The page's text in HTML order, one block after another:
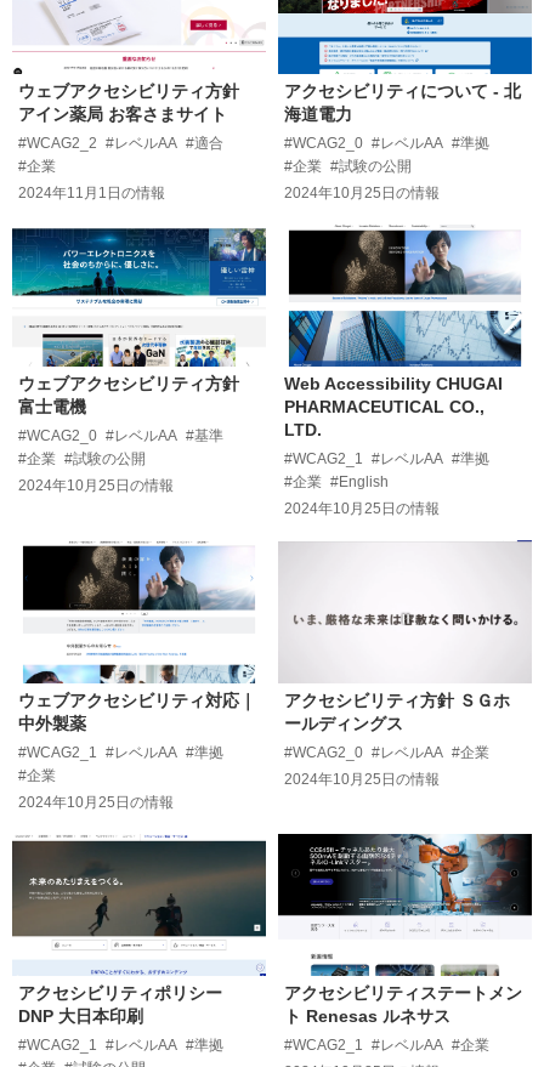
ウェブアクセシビリティ方針
アイン薬局 お客さまサイト
#WCAG2_2 #レベルAA #適合
#企業
2024年11月1日の情報
アクセシビリティについて - 北
海道電力
#WCAG2_0 #レベルAA #準拠
#企業 #試験の公開
2024年10月25日の情報
ウェブアクセシビリティ方針
富士電機
#WCAG2_0 #レベルAA #基準
#企業 #試験の公開
2024年10月25日 の情報
Web Accessibility CHUGAI
PHARMACEUTICAL CO.,
LTD.
#WCAG2_1 #レベルAA #準拠
#企業 #English
2024年10月25日 の情報
ウェブアクセシビリティ対応｜
中外製薬
#WCAG2_1 #レベルAA #準拠
#企業
2024年10月25日の情報
アクセシビリティ方針 ＳＧホ
ールディングス
#WCAG2_0 #レベルAA #企業
2024年10月25日の情報
アクセシビリティポリシー
DNP 大日本印刷
#WCAG2_1 #レベルAA #準拠
アクセシビリティステートメン
ト Renesas ルネサス
#WCAG2_1 #レベルAA #企業